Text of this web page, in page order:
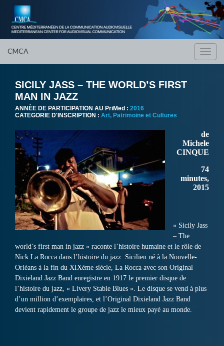
CMCA
SICILY JASS – THE WORLDʼS FIRST
MAN IN JAZZ
ANNÈE DE PARTICIPATION AU PriMed : 2016
CATEGORIE D'INSCRIPTION : Art, Patrimoine et Cultures
de
Michele
CINQUE
74
minutes,
2015
« Sicily Jass
– The
world’s first man in jazz » raconte l’histoire humaine et le rôle de
Nick La Rocca dans l’histoire du jazz. Sicilien né à la Nouvelle-
Orléans à la fin du XIXème siècle, La Rocca avec son Original
Dixieland Jazz Band enregistre en 1917 le premier disque de
l’histoire du jazz, « Livery Stable Blues ». Le disque se vend à plus
d’un million d’exemplaires, et l’Original Dixieland Jazz Band
devient rapidement le groupe de jazz le mieux payé au monde.